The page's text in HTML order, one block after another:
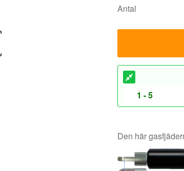
Antal
1 - 5
Den här